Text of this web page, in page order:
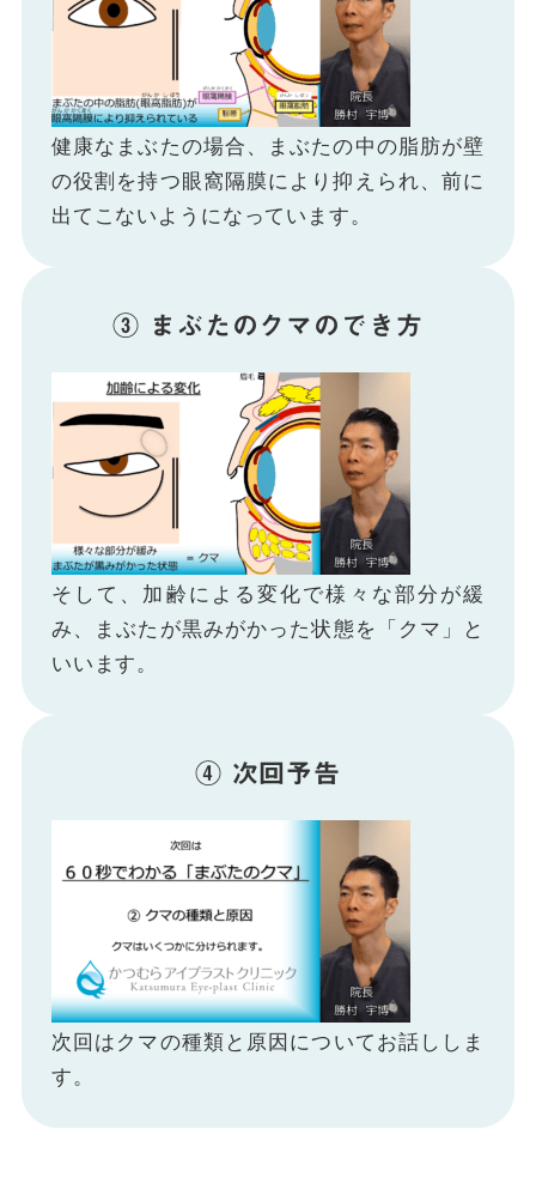
健康なまぶたの場合、まぶたの中の脂肪が壁
の役割を持つ眼窩隔膜により抑えられ、前に
出てこないようになっています。
③ まぶたのクマのでき方
そして、加齢による変化で様々な部分が緩
み、まぶたが黒みがかった状態を「クマ」と
いいます。
④ 次回予告
次回はクマの種類と原因についてお話ししま
す。